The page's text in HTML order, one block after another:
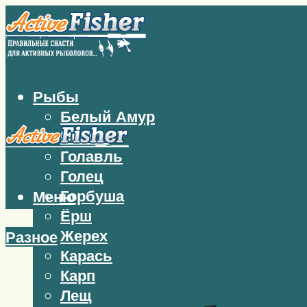
Рыбы
Белый Амур
Бычок
Голавль
Голец
Горбуша
Ёрш
Жерех
Карась
Карп
Лещ
Меню
Разное